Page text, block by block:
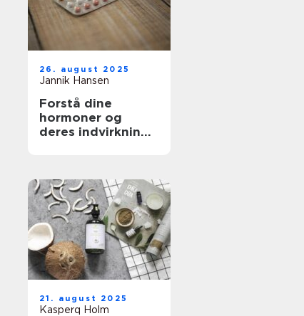
26. august 2025
Jannik Hansen
Forstå dine
hormoner og
deres indvirkning
21. august 2025
Kasperq Holm